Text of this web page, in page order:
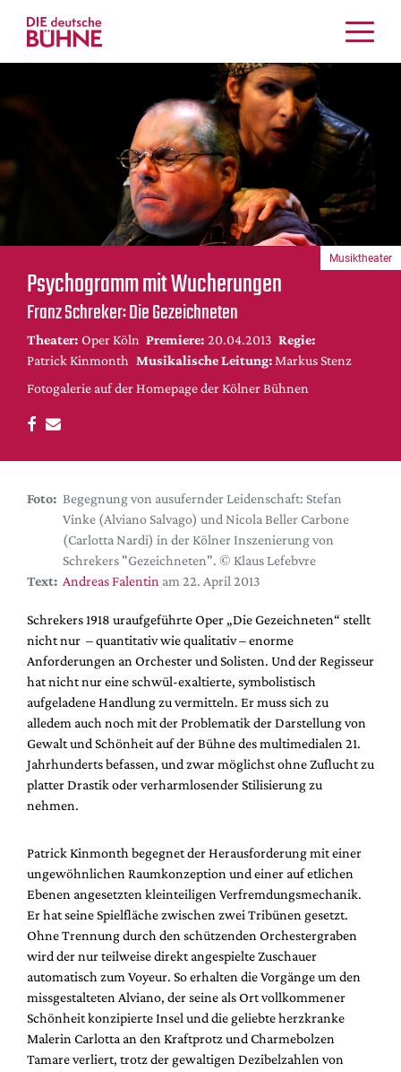
Bühnenwelt
Festivals & Veranstaltungen
Menschen & Theater
Themen
Internationales
Nachrufe
Medientipps
DdB-map
Festival-Planer
Hefte
Alle Hefte
Leseproben
Podcast
Service
Shop / Abo
Newsletter
Redaktion
Autor:innen
Partner
Mediadaten
Suche
Psychogramm mit Wucherungen
Franz Schreker: Die Gezeichneten
Theater: Oper Köln Premiere: 20.04.2013 Regie:
Patrick Kinmonth Musikalische Leitung: Markus Stenz
Fotogalerie auf der Homepage der Kölner Bühnen
Musiktheater
Foto: Begegnung von ausufernder Leidenschaft: Stefan
Vinke (Alviano Salvago) und Nicola Beller Carbone
(Carlotta Nardi) in der Kölner Inszenierung von
Schrekers "Gezeichneten". © Klaus Lefebvre
Text: Andreas Falentin am 22. April 2013
Schrekers 1918 uraufgeführte Oper „Die Gezeichneten“ stellt
nicht nur – quantitativ wie qualitativ – enorme
Anforderungen an Orchester und Solisten. Und der Regisseur
hat nicht nur eine schwül-exaltierte, symbolistisch
aufgeladene Handlung zu vermitteln. Er muss sich zu
alledem auch noch mit der Problematik der Darstellung von
Gewalt und Schönheit auf der Bühne des multimedialen 21.
Jahrhunderts befassen, und zwar möglichst ohne Zuflucht zu
platter Drastik oder verharmlosender Stilisierung zu
nehmen.
Patrick Kinmonth begegnet der Herausforderung mit einer
ungewöhnlichen Raumkonzeption und einer auf etlichen
Ebenen angesetzten kleinteiligen Verfremdungsmechanik.
Er hat seine Spielfläche zwischen zwei Tribünen gesetzt.
Ohne Trennung durch den schützenden Orchestergraben
wird der nur teilweise direkt angespielte Zuschauer
automatisch zum Voyeur. So erhalten die Vorgänge um den
missgestalteten Alviano, der seine als Ort vollkommener
Schönheit konzipierte Insel und die geliebte herzkranke
Malerin Carlotta an den Kraftprotz und Charmebolzen
Tamare verliert, trotz der gewaltigen Dezibelzahlen von